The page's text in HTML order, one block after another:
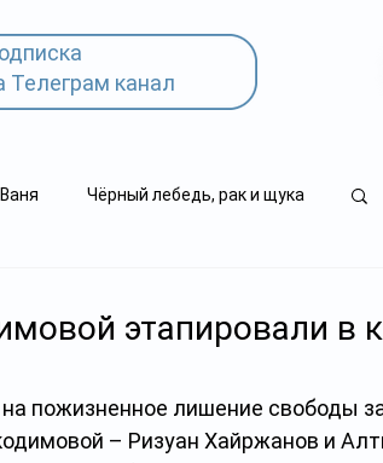
Телеграм канал
Чёрный лебедь, рак и щука
этапировали в
пожизненное лишение свободы
– Ризуан Хайржанов и